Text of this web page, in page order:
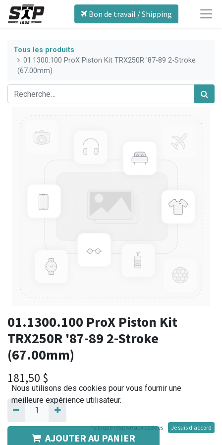
Bon de travail / Shipping
Tous les produits
01.1300.100 ProX Piston Kit TRX250R '87-89 2-Stroke
(67.00mm)
01.1300.100 ProX Piston Kit
TRX250R '87-89 2-Stroke
(67.00mm)
181,50 $
AJOUTER AU PANIER
Nous utilisons des cookies pour vous fournir une
meilleure expérience utilisateur.
Politique relative aux cookies Je suis d'accord